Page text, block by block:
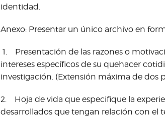
identidad.
Anexo: Presentar un único archivo en
1. Presentación de las razones o
intereses específicos de su quehacer
investigación. (Extensión máxima de dos
2. Hoja de vida que especifique la
desarrollados que tengan relación con el